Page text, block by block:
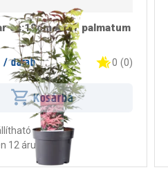
cs:19cm Acer palmatum
/ darab 0 (0)
Kosárba
12 áruházban